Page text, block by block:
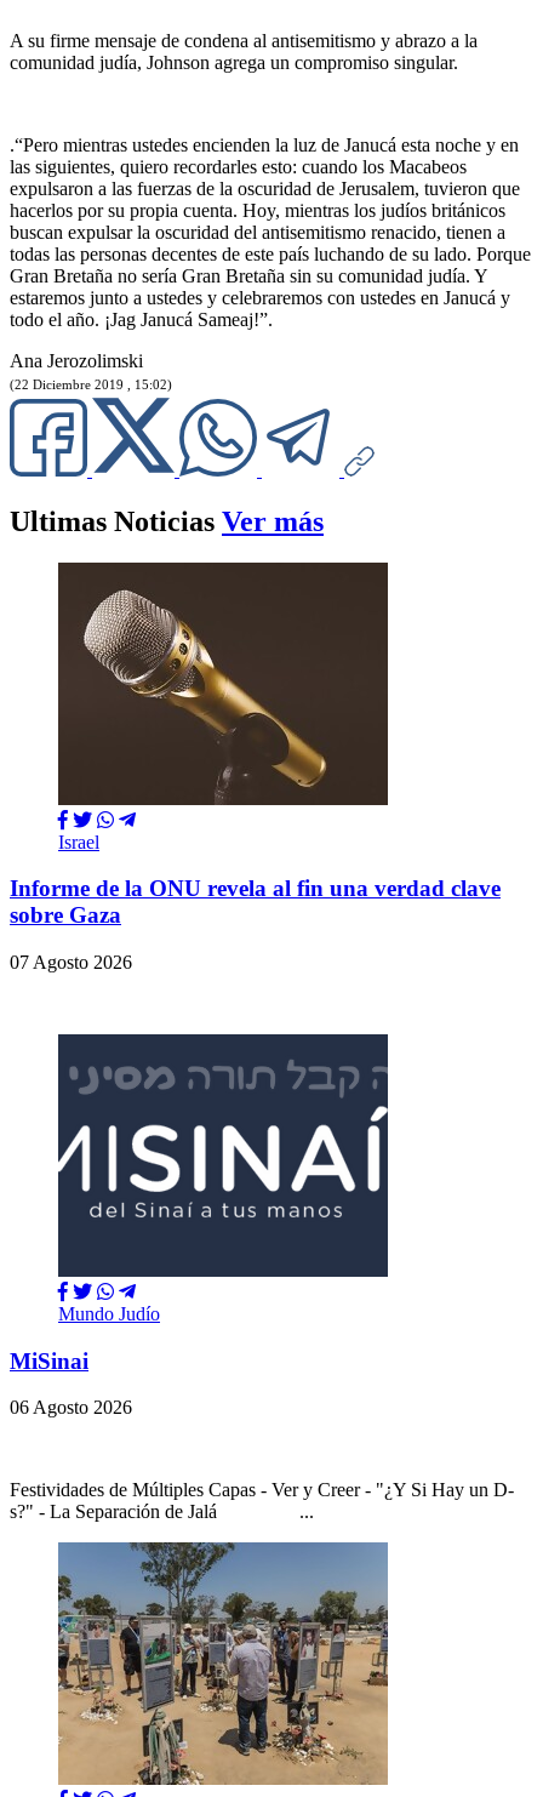
A su firme mensaje de condena al antisemitismo y abrazo a la
comunidad judía, Johnson agrega un compromiso singular.
.“Pero mientras ustedes encienden la luz de Janucá esta noche y en
las siguientes, quiero recordarles esto: cuando los Macabeos
expulsaron a las fuerzas de la oscuridad de Jerusalem, tuvieron que
hacerlos por su propia cuenta. Hoy, mientras los judíos británicos
buscan expulsar la oscuridad del antisemitismo renacido, tienen a
todas las personas decentes de este país luchando de su lado. Porque
Gran Bretaña no sería Gran Bretaña sin su comunidad judía. Y
estaremos junto a ustedes y celebraremos con ustedes en Janucá y
todo el año. ¡Jag Janucá Sameaj!”.
Ana Jerozolimski
(22 Diciembre 2019 , 15:02)
Ultimas Noticias Ver más
Israel
Informe de la ONU revela al fin una verdad clave
sobre Gaza
07 Agosto 2026
Mundo Judío
MiSinai
06 Agosto 2026
Festividades de Múltiples Capas - Ver y Creer - "¿Y Si Hay un D-
s?" - La Separación de Jalá ...